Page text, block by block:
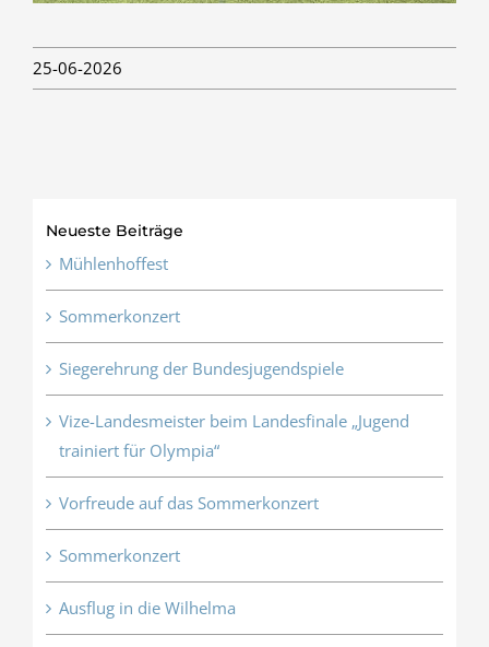
25-06-2026
Neueste Beiträge
Mühlenhoffest
Sommerkonzert
Siegerehrung der Bundesjugendspiele
Vize-Landesmeister beim Landesfinale „Jugend
trainiert für Olympia“
Vorfreude auf das Sommerkonzert
Sommerkonzert
Ausflug in die Wilhelma